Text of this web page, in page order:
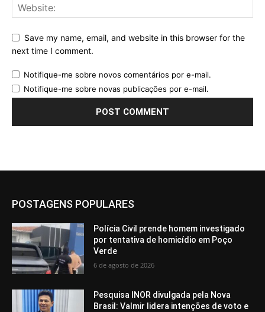
Save my name, email, and website in this browser for the
next time I comment.
Notifique-me sobre novos comentários por e-mail.
Notifique-me sobre novas publicações por e-mail.
POSTAGENS POPULARES
Polícia Civil prende homem investigado
por tentativa de homicídio em Poço
Verde
6 de agosto de 2026
Pesquisa INOR divulgada pela Nova
Brasil: Valmir lidera intenções de voto e